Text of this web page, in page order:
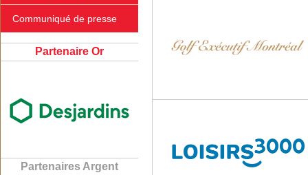
Communiqué de presse
Partenaire Or
Partenaires Argent